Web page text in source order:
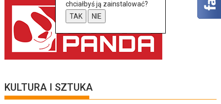
KULTURA I SZTUKA
chciałbyś ją zainstalować?
TAK
NIE